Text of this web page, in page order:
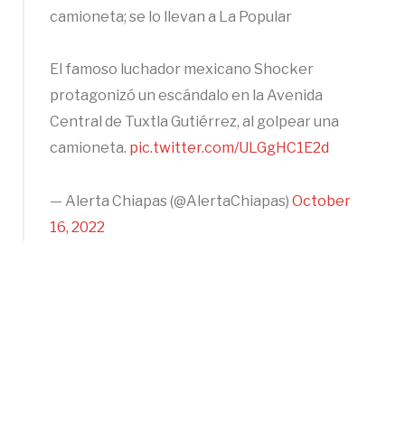
camioneta; se lo llevan a La Popular
El famoso luchador mexicano Shocker
protagonizó un escándalo en la Avenida
Central de Tuxtla Gutiérrez, al golpear una
camioneta. pic.twitter.com/ULGgHC1E2d
— Alerta Chiapas (@AlertaChiapas) October
16, 2022